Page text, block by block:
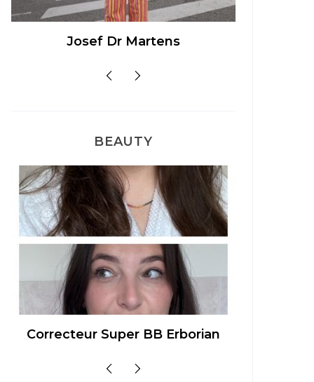
Josef Dr Martens
BEAUTY
Correcteur Super BB Erborian